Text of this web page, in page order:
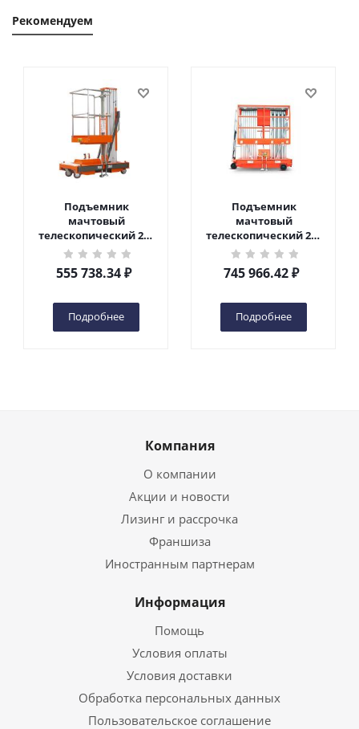
Рекомендуем
Подъемник
мачтовый
телескопический 200
кг 6 м TOR GTWY6-200S
DC 2-мачтовый
(автономный) (G) в
555 738.34₽
Подробнее
Подъемник
мачтовый
телескопический 200
кг 10 м TOR GTWY10-
200S DC 2-мачтовый
(автономный) (N) в
745 966.42₽
Подробнее
Компания
О компании
Акции и новости
Лизинг и рассрочка
Франшиза
Иностранным партнерам
Информация
Помощь
Условия оплаты
Условия доставки
Обработка персональных данных
Пользовательское соглашение